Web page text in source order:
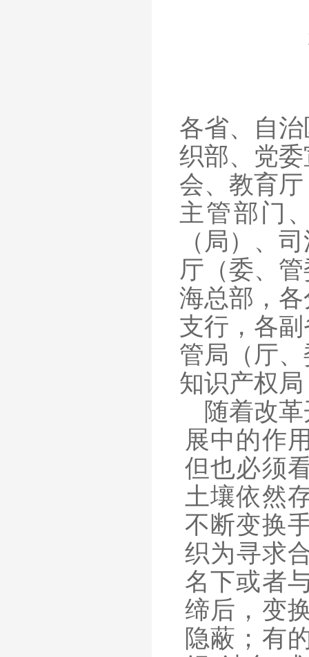
各省、自
织部、党
会、教育
主管部门
（局）、
厅（委、
海总部，
支行，各
管局（厅
知识产权
随着改
展中的作
但也必须
土壤依然
不断变换
织为寻求
名下或者
缔后，变
隐蔽；有